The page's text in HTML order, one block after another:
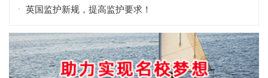
英国监护新规，提高监护要求！